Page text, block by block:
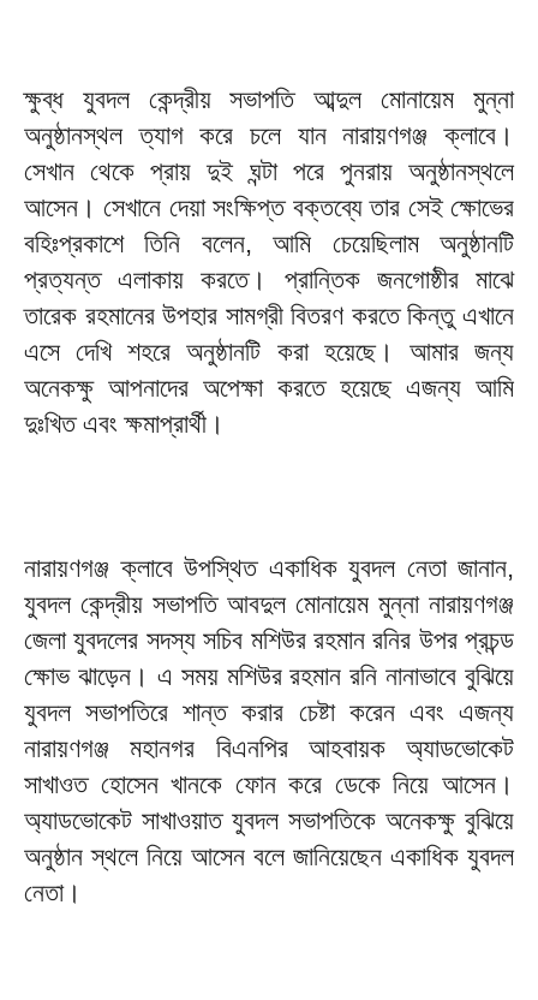
ক্ষুব্ধ যুবদল কেন্দ্রীয় সভাপতি আব্দুল মোনায়েম মুন্না
অনুষ্ঠানস্থল ত্যাগ করে চলে যান নারায়ণগঞ্জ ক্লাবে।
সেখান থেকে প্রায় দুই ঘন্টা পরে পুনরায় অনুষ্ঠানস্থলে
আসেন। সেখানে দেয়া সংক্ষিপ্ত বক্তব্যে তার সেই ক্ষোভের
বহিঃপ্রকাশে তিনি বলেন, আমি চেয়েছিলাম অনুষ্ঠানটি
প্রত্যন্ত এলাকায় করতে। প্রান্তিক জনগোষ্ঠীর মাঝে
তারেক রহমানের উপহার সামগ্রী বিতরণ করতে কিন্তু এখানে
এসে দেখি শহরে অনুষ্ঠানটি করা হয়েছে। আমার জন্য
অনেকক্ষু আপনাদের অপেক্ষা করতে হয়েছে এজন্য আমি
দুঃখিত এবং ক্ষমাপ্রার্থী।
নারায়ণগঞ্জ ক্লাবে উপস্থিত একাধিক যুবদল নেতা জানান,
যুবদল কেন্দ্রীয় সভাপতি আবদুল মোনায়েম মুন্না নারায়ণগঞ্জ
জেলা যুবদলের সদস্য সচিব মশিউর রহমান রনির উপর প্রচন্ড
ক্ষোভ ঝাড়েন। এ সময় মশিউর রহমান রনি নানাভাবে বুঝিয়ে
যুবদল সভাপতিরে শান্ত করার চেষ্টা করেন এবং এজন্য
নারায়ণগঞ্জ মহানগর বিএনপির আহবায়ক অ্যাডভোকেট
সাখাওত হোসেন খানকে ফোন করে ডেকে নিয়ে আসেন।
অ্যাডভোকেট সাখাওয়াত যুবদল সভাপতিকে অনেকক্ষু বুঝিয়ে
অনুষ্ঠান স্থলে নিয়ে আসেন বলে জানিয়েছেন একাধিক যুবদল
নেতা।